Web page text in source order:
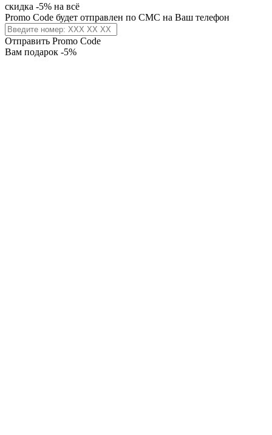
скидка -5% на всё
Promo Code будет отправлен по СМС на Ваш телефон
Отправить Promo Code
Вам подарок -5%